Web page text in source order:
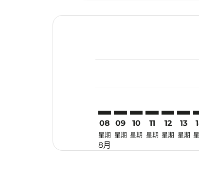
08
星期
8月
09
星期
10
星期
11
星期
12
星期
13
星期